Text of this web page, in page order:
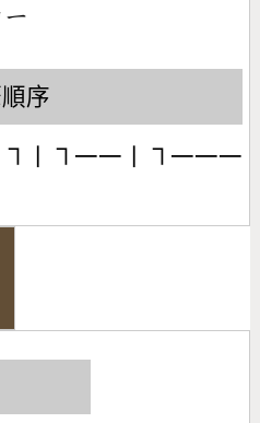
序
丨㇕一一丨㇕一一一